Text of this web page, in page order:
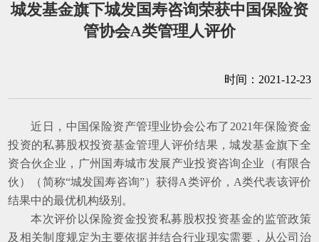
城发基金旗下城发国寿咨询荣获中国保险资
管协会A类管理人评价
时间：2021-12-23
近日，中国保险资产管理业协会公布了 2021年保险资金
投资的私募股权投资基金管理人评价结果，城发基金旗下全
资合伙企业，广州国寿城市发展产业投资咨询企业（有限合
伙）
（简称“城发国寿咨询”）获得A类评价，A类代表该评价
结果中的最优机构级别。
本次评价以保险资金投资私募股权投资基金的监管政策
及相关制度规定为主要依据并结合行业现实需要，从公司治